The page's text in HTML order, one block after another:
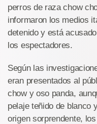
perros de raza chow
informaron los medios
detenido y está
los espectadores.
Según las
eran presentados al
chow y oso panda,
pelaje teñido de blanco
origen sorprendente,